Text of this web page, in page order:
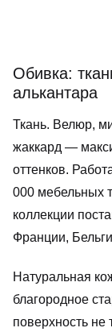
Обивка:
алькантара
Ткань. Велюр,
жаккард —
оттенков.
000 мебельных
коллекции
Франции,
Натуральная
благородное
поверхность не